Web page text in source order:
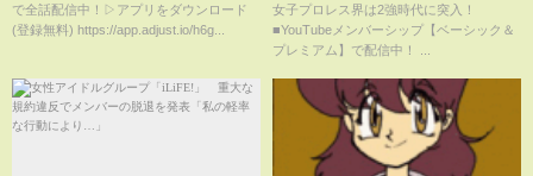
で全話配信中！▷アプリをダウンロード
(登録無料) https://app.adjust.io/h6g...
優！中野たむ！朱里！林下詩美
が君を出迎える！店舗＆商品を
き方紹介も！【STARDOM】
女子プロレス界は2強時代に突入！
■YouTubeメンバーシップ【ベーシック＆
プレミアム】で配信中！ ...